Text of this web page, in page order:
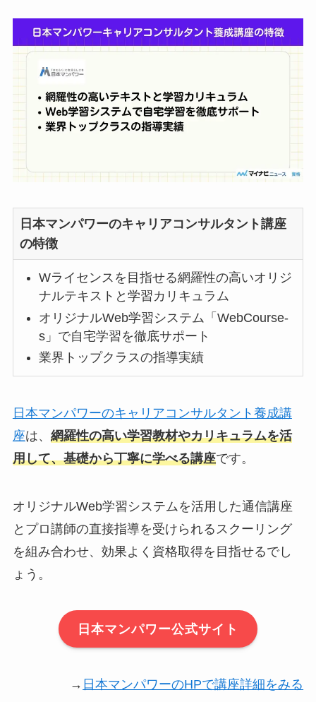
日本マンパワーのキャリアコンサルタント講座
の特徴
Wライセンスを目指せる網羅性の高いオリジ
ナルテキストと学習カリキュラム
オリジナルWeb学習システム「WebCourse-
s」で自宅学習を徹底サポート
業界トップクラスの指導実績
日本マンパワーのキャリアコンサルタント養成講
座は、 網羅性の高い学習教材やカリキュラムを活
用して、基礎から丁寧に学べる講座です。
オリジナルWeb学習システムを活用した通信講座
とプロ講師の直接指導を受けられるスクーリング
を組み合わせ、効果よく資格取得を目指せるでし
ょう。
日本マンパワー公式サイト
→ 日本マンパワーのHPで講座詳細をみる